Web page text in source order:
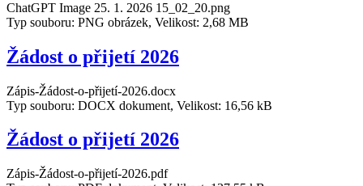
ChatGPT Image 25. 1. 2026 15_02_20.png
Typ souboru: PNG obrázek, Velikost: 2,68 MB
Žádost o přijetí 2026
Zápis-Žádost-o-přijetí-2026.docx
Typ souboru: DOCX dokument, Velikost: 16,56 kB
Žádost o přijetí 2026
Zápis-Žádost-o-přijetí-2026.pdf